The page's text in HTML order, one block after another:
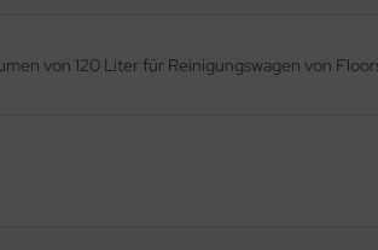
von 120 Liter für Reinigungswagen von